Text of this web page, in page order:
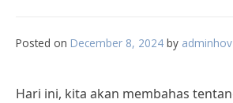
Posted on December 8, 2024 by adminhov
Hari ini, kita akan membahas